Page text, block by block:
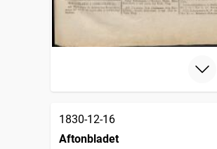
1830-12-16
Aftonbladet